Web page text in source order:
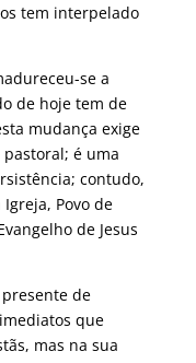
tem interpelado
se a
de hoje tem de
mudança exige
é uma
contudo,
Povo de
de Jesus
de
que
mas na sua